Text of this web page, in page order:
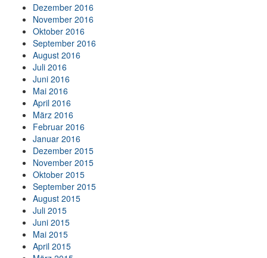
Dezember 2016
November 2016
Oktober 2016
September 2016
August 2016
Juli 2016
Juni 2016
Mai 2016
April 2016
März 2016
Februar 2016
Januar 2016
Dezember 2015
November 2015
Oktober 2015
September 2015
August 2015
Juli 2015
Juni 2015
Mai 2015
April 2015